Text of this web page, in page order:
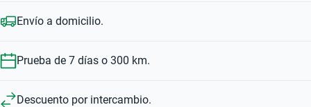
Envío a domicilio.
Prueba de 7 días o 300 km.
Descuento por intercambio.